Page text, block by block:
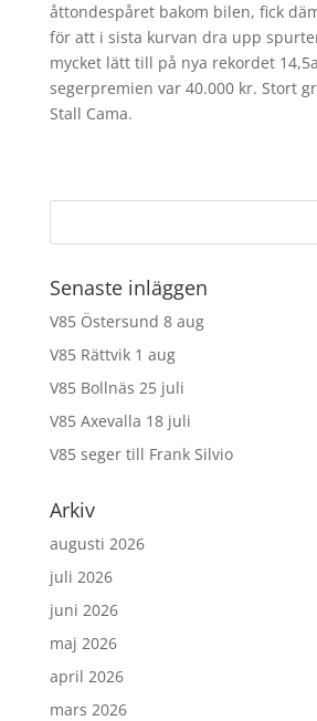
åttondespåret bakom bilen, fick
för att i sista kurvan dra upp
mycket lätt till på nya rekordet
segerpremien var 40.000 kr. Stort
Stall Cama.
Senaste inläggen
V85 Östersund 8 aug
V85 Rättvik 1 aug
V85 Bollnäs 25 juli
V85 Axevalla 18 juli
V85 seger till Frank Silvio
Arkiv
augusti 2026
juli 2026
juni 2026
maj 2026
april 2026
mars 2026